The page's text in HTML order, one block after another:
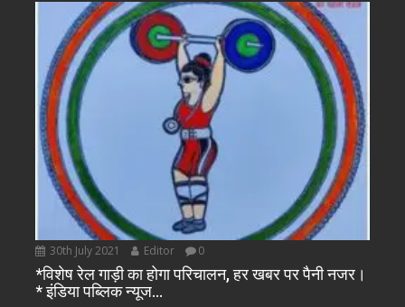
30th July 2021 Editor 0
*विशेष रेल गाड़ी का होगा परिचालन, हर खबर पर पैनी नजर।
* इंडिया पब्लिक न्यूज…